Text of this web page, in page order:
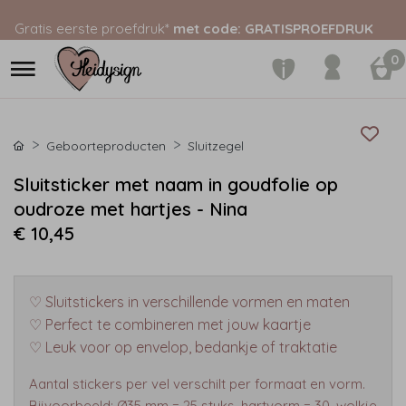
Gratis eerste proefdruk* met code: GRATISPROEFDRUK
0
Geboorteproducten Sluitzegel
Sluitsticker met naam in goudfolie op
oudroze met hartjes - Nina
€ 10,45
♡ Sluitstickers in verschillende vormen en maten
♡ Perfect te combineren met jouw kaartje
♡ Leuk voor op envelop, bedankje of traktatie
Aantal stickers per vel verschilt per formaat en vorm.